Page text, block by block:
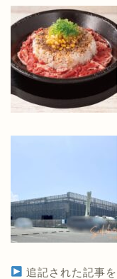
追記された記事